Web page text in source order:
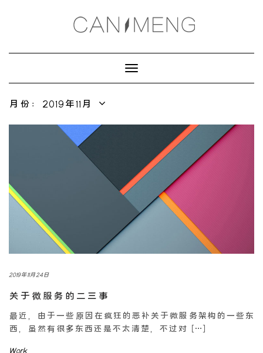
Toggle
Navigation
月份：2019年11月
2019年11月24日
关于微服务的二三事
最近，由于一些原因在疯狂的恶补关于微服务架构的一些东
西，虽然有很多东西还是不太清楚，不过对 […]
Work